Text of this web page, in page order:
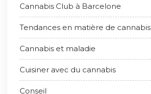
Cannabis Club à Barcelone
Tendances en matière de cannabis
Cannabis et maladie
Cuisiner avec du cannabis
Conseil